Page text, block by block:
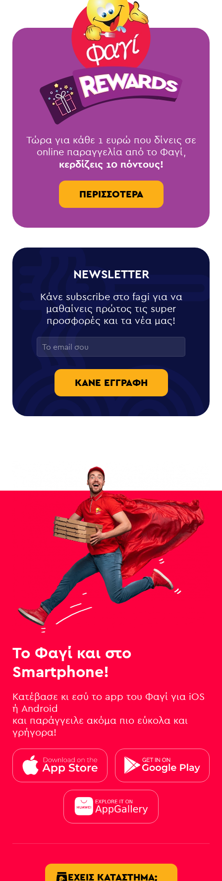
Τώρα για κάθε 1 ευρώ που δίνεις σε
online παραγγελία από το Φαγί,
κερδίζεις 10 πόντους!
ΠΕΡΙΣΣΌΤΕΡΑ
NEWSLETTER
Κάνε subscribe στο fagi για να
μαθαίνεις πρώτος τις super
προσφορές και τα νέα μας!
ΚΆΝΕ ΕΓΓΡΑΦΉ
Το Φαγί και στο
Smartphone!
Κατέβασε κι εσύ το app του Φαγί για iOS
ή Android
και παράγγειλε ακόμα πιο εύκολα και
γρήγορα!
ΈΧΕΙΣ ΚΑΤΆΣΤΗΜΑ;